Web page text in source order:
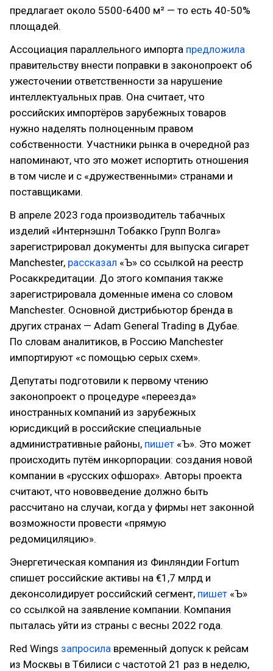
предлагает около 5500-6400 м² — то есть 40-50%
площадей.
Ассоциация параллельного импорта предложила
правительству внести поправки в законопроект об
ужесточении ответственности за нарушение
интеллектуальных прав. Она считает, что
российских импортёров зарубежных товаров
нужно наделять полноценным правом
собственности. Участники рынка в очередной раз
напоминают, что это может испортить отношения
в том числе и с «дружественными» странами и
поставщиками.
В апреле 2023 года производитель табачных
изделий «Интернэшнл Тобакко Групп Волга»
зарегистрировал документы для выпуска сигарет
Manchester, рассказал «Ъ» со ссылкой на реестр
Росаккредитации. До этого компания также
зарегистрировала доменные имена со словом
Manchester. Основной дистрибьютор бренда в
других странах — Adam General Trading в Дубае.
По словам аналитиков, в Россию Manchester
импортируют «с помощью серых схем».
Депутаты подготовили к первому чтению
законопроект о процедуре «переезда»
иностранных компаний из зарубежных
юрисдикций в российские специальные
административные районы, пишет «Ъ». Это может
происходить путём инкорпорации: создания новой
компании в «русских офшорах». Авторы проекта
считают, что нововведение должно быть
рассчитано на случаи, когда у фирмы нет законной
возможности провести «прямую
редомициляцию».
Энергетическая компания из Финляндии Fortum
спишет российские активы на €1,7 млрд и
деконсолидирует российский сегмент, пишет «Ъ»
со ссылкой на заявление компании. Компания
пыталась уйти из страны с весны 2022 года.
Red Wings запросила временный допуск к рейсам
из Москвы в Тбилиси с частотой 21 раз в неделю,